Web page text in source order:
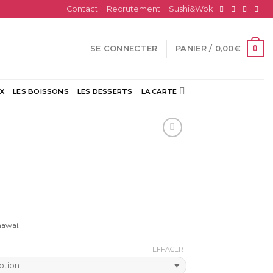
Contact Recrutement Sushi&Wok
SE CONNECTER PANIER / 0,00€ 0
LES BOISSONS LES DESSERTS LA CARTE
EFFACER